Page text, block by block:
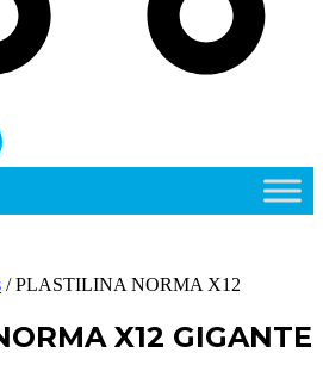
/ PLASTILINA NORMA X12
X12 GIGANTE